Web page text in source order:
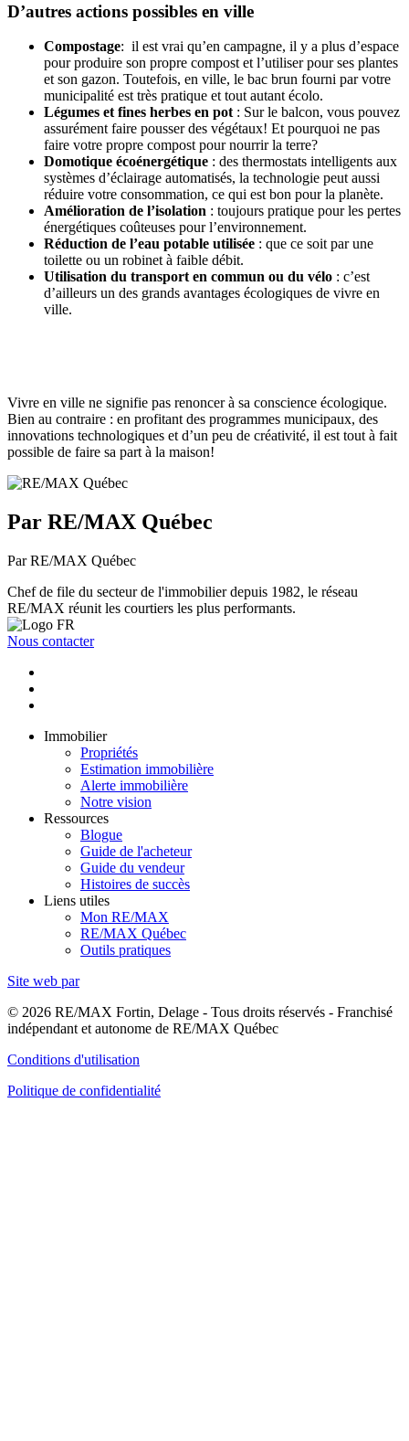
D’autres actions possibles en ville
Compostage: il est vrai qu’en campagne, il y a plus d’espace
pour produire son propre compost et l’utiliser pour ses plantes
et son gazon. Toutefois, en ville, le bac brun fourni par votre
municipalité est très pratique et tout autant écolo.
Légumes et fines herbes en pot : Sur le balcon, vous pouvez
assurément faire pousser des végétaux! Et pourquoi ne pas
faire votre propre compost pour nourrir la terre?
Domotique écoénergétique : des thermostats intelligents aux
systèmes d’éclairage automatisés, la technologie peut aussi
réduire votre consommation, ce qui est bon pour la planète.
Amélioration de l’isolation : toujours pratique pour les pertes
énergétiques coûteuses pour l’environnement.
Réduction de l’eau potable utilisée : que ce soit par une
toilette ou un robinet à faible débit.
Utilisation du transport en commun ou du vélo : c’est
d’ailleurs un des grands avantages écologiques de vivre en
ville.
Vivre en ville ne signifie pas renoncer à sa conscience écologique.
Bien au contraire : en profitant des programmes municipaux, des
innovations technologiques et d’un peu de créativité, il est tout à fait
possible de faire sa part à la maison!
Par RE/MAX Québec
Par RE/MAX Québec
Chef de file du secteur de l'immobilier depuis 1982, le réseau
RE/MAX réunit les courtiers les plus performants.
Nous contacter
Immobilier
Propriétés
Estimation immobilière
Alerte immobilière
Notre vision
Ressources
Blogue
Guide de l'acheteur
Guide du vendeur
Histoires de succès
Liens utiles
Mon RE/MAX
RE/MAX Québec
Outils pratiques
Site web par
© 2026 RE/MAX Fortin, Delage - Tous droits réservés - Franchisé
indépendant et autonome de RE/MAX Québec
Conditions d'utilisation
Politique de confidentialité